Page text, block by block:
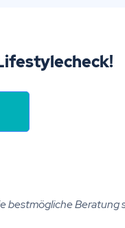
bestmögliche Beratung